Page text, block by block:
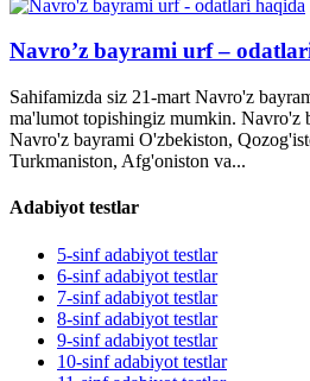
Navro’z bayrami urf –
Sahifamizda siz 21-mart Navro'z
ma'lumot topishingiz mumkin. Navro'z
Navro'z bayrami O'zbekiston,
Turkmaniston, Afg'oniston va...
Adabiyot testlar
5-sinf adabiyot testlar
6-sinf adabiyot testlar
7-sinf adabiyot testlar
8-sinf adabiyot testlar
9-sinf adabiyot testlar
10-sinf adabiyot testlar